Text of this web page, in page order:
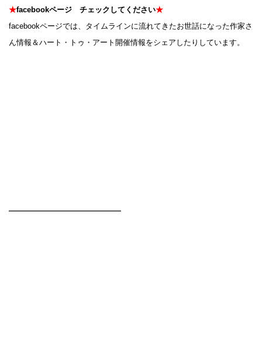
★facebookページ チェックしてください★
facebookページでは、タイムラインに流れてきたお世話になった作家さ
ん情報＆ハート・トゥ・アート開催情報をシェアしたりしています。
━━━━━━━━━━━━